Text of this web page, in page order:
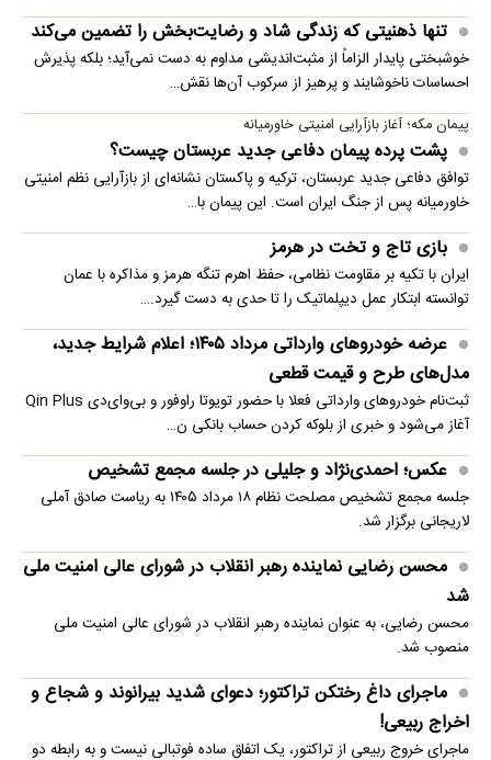
تنها ذهنیتی که زندگی شاد و رضایت‌بخش را تضمین می‌کند
خوشبختی پایدار الزاماً از مثبت‌اندیشی مداوم به دست نمی‌آید؛ بلکه پذیرش
احساسات ناخوشایند و پرهیز از سرکوب آن‌ها نقش…
پیمان مکه؛ آغاز بازآرایی امنیتی خاورمیانه
پشت پرده پیمان دفاعی جدید عربستان چیست؟
توافق دفاعی جدید عربستان، ترکیه و پاکستان نشانه‌ای از بازآرایی نظم امنیتی
خاورمیانه پس از جنگ ایران است. این پیمان با…
بازی تاج و تخت در هرمز
ایران با تکیه بر مقاومت نظامی، حفظ اهرم تنگه هرمز و مذاکره با عمان
توانسته ابتکار عمل دیپلماتیک را تا حدی به دست گیرد.…
عرضه خودروهای وارداتی مرداد ۱۴۰۵؛ اعلام شرایط جدید،
مدل‌های طرح و قیمت قطعی
ثبت‌نام خودروهای وارداتی فعلا با حضور تویوتا راوفور و بی‌وای‌دی Qin Plus
آغاز می‌شود و خبری از بلوکه‌ کردن حساب بانکی ن…
عکس؛ احمدی‌نژاد و جلیلی در جلسه مجمع تشخیص
جلسه مجمع تشخیص مصلحت نظام ۱۸ مرداد ۱۴۰۵ به ریاست صادق آملی
لاریجانی برگزار شد.
محسن رضایی نماینده رهبر انقلاب در شورای عالی امنیت ملی
شد
محسن رضایی، به عنوان نماینده رهبر انقلاب در شورای عالی امنیت ملی
منصوب شد.
ماجرای داغ رختکن تراکتور؛ دعوای شدید بیرانوند و شجاع و
اخراج ربیعی!
ماجرای خروج ربیعی از تراکتور، یک اتفاق ساده فوتبالی نیست و به رابطه دو